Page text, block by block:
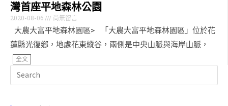
灣首座平地森林公園
2020-08-06 尚無留言
大農大富平地森林園區> 「大農大富平地森林園區」位於花
蓮縣光復鄉，地處花東縱谷，兩側是中央山脈與海岸山脈，
全文